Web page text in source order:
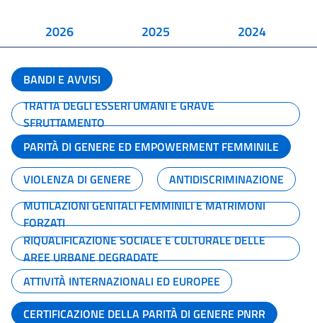
2026 2025 2024
BANDI E AVVISI
TRATTA DEGLI ESSERI UMANI E GRAVE
SFRUTTAMENTO
PARITÀ DI GENERE ED EMPOWERMENT FEMMINILE
VIOLENZA DI GENERE
ANTIDISCRIMINAZIONE
MUTILAZIONI GENITALI FEMMINILI E MATRIMONI
FORZATI
RIQUALIFICAZIONE SOCIALE E CULTURALE DELLE
AREE URBANE DEGRADATE
ATTIVITÀ INTERNAZIONALI ED EUROPEE
CERTIFICAZIONE DELLA PARITÀ DI GENERE PNRR